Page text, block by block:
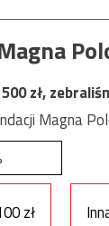
zł,
Magna
zł